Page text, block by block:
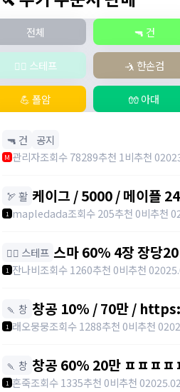
전체 🔫 건
🧚‍♂️ 스테프 🤺 한손검
💪 폴암 🧤 아대
🔫 건 공지
M 관리자조회수 78289추천 1 비추천 0
🏹 활 케이그 / 5000 / 메이
1 mapledada조회수 205추천 0비추천 0
🧚‍♂️ 스테프 스마 60% 4장 장당
https://
1 잔나비조회수 1260추천 0비추천 0
🍡 창 창공 10% / 70만 /
1 래오뭉뭉조회수 1288추천 0비추천 0
🍡 창 창공 60% 20만 ㅍㅍㅍ
https://
1 혼죽조회수 1335추천 0비추천 0